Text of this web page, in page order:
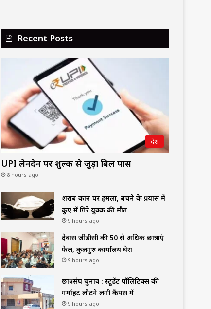
Recent Posts
देश
UPI लेनदेन पर शुल्क से जुड़ा बिल पास
8 hours ago
शराब दुकान पर हमला, बचने के प्रयास में
कुए में गिरे युवक की मौत
9 hours ago
देवास जीडीसी की 50 से अधिक छात्राएं
फेल, कुलगुरु कार्यालय घेरा
9 hours ago
छात्रसंघ चुनाव : स्टूडेंट पॉलिटिक्स की
गर्माहट लौटने लगी कैंपस में
9 hours ago